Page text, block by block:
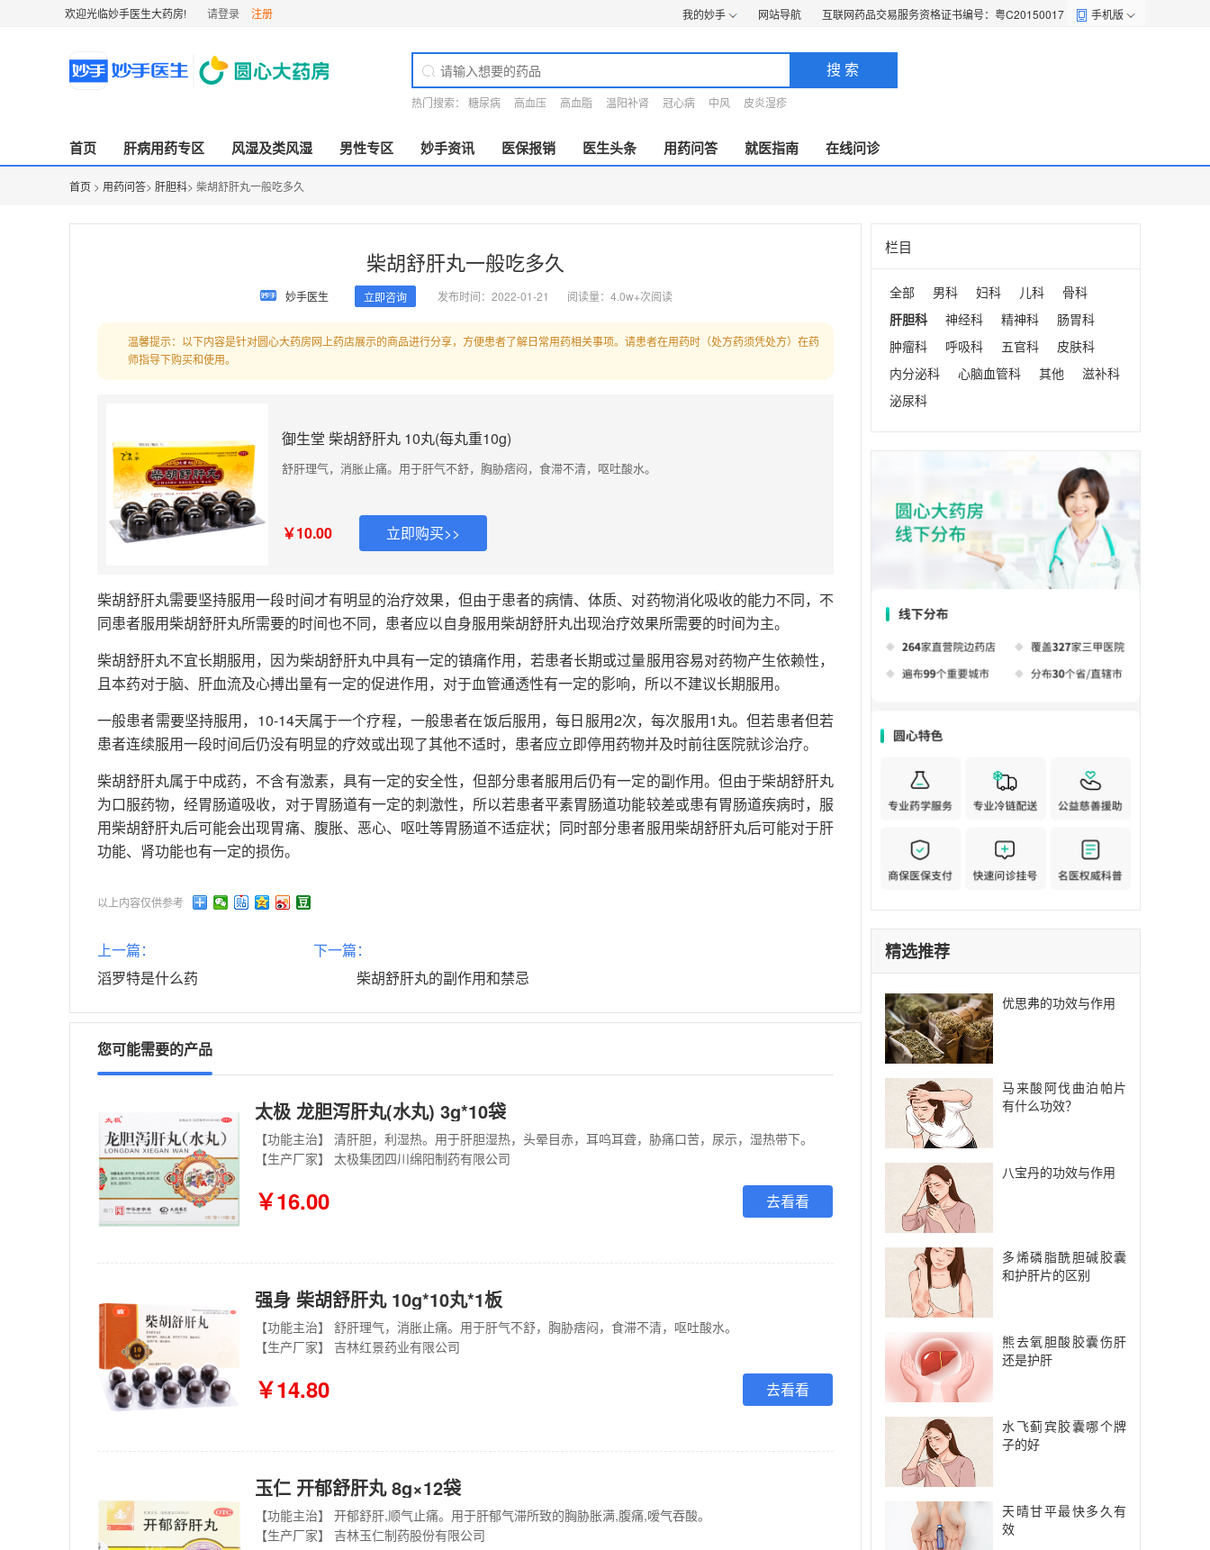
欢迎光临妙手医生大药房! 请登录 注册 我的妙手 网站导航 互联网药品交易服务资格证书编号：粤C20150017 手机版
搜 索
热门搜索： 糖尿病 高血压 高血脂 温阳补肾 冠心病 中风 皮炎湿疹
首页 肝病用药专区 风湿及类风湿 男性专区 妙手资讯 医保报销 医生头条 用药问答 就医指南 在线问诊
首页 > 用药问答> 肝胆科> 柴胡舒肝丸一般吃多久
柴胡舒肝丸一般吃多久
妙手医生 立即咨询 发布时间：2022-01-21 阅读量：4.0w+次阅读
温馨提示：以下内容是针对圆心大药房网上药店展示的商品进行分享，方便患者了解日常用药相关事项。请患者在用药时（处方药须凭处方）在药
师指导下购买和使用。
御生堂 柴胡舒肝丸 10丸(每丸重10g)
舒肝理气，消胀止痛。用于肝气不舒，胸胁痞闷，食滞不清，呕吐酸水。
￥10.00 立即购买>>
柴胡舒肝丸需要坚持服用一段时间才有明显的治疗效果，但由于患者的病情、体质、对药物消化吸收的能力不同，不
同患者服用柴胡舒肝丸所需要的时间也不同，患者应以自身服用柴胡舒肝丸出现治疗效果所需要的时间为主。
柴胡舒肝丸不宜长期服用，因为柴胡舒肝丸中具有一定的镇痛作用，若患者长期或过量服用容易对药物产生依赖性，
且本药对于脑、肝血流及心搏出量有一定的促进作用，对于血管通透性有一定的影响，所以不建议长期服用。
一般患者需要坚持服用，10-14天属于一个疗程，一般患者在饭后服用，每日服用2次，每次服用1丸。但若患者但若
患者连续服用一段时间后仍没有明显的疗效或出现了其他不适时，患者应立即停用药物并及时前往医院就诊治疗。
柴胡舒肝丸属于中成药，不含有激素，具有一定的安全性，但部分患者服用后仍有一定的副作用。但由于柴胡舒肝丸
为口服药物，经胃肠道吸收，对于胃肠道有一定的刺激性，所以若患者平素胃肠道功能较差或患有胃肠道疾病时，服
用柴胡舒肝丸后可能会出现胃痛、腹胀、恶心、呕吐等胃肠道不适症状；同时部分患者服用柴胡舒肝丸后可能对于肝
功能、肾功能也有一定的损伤。
以上内容仅供参考
上一篇：
滔罗特是什么药
下一篇：
柴胡舒肝丸的副作用和禁忌
您可能需要的产品
太极 龙胆泻肝丸(水丸) 3g*10袋
【功能主治】 清肝胆，利湿热。用于肝胆湿热，头晕目赤，耳呜耳聋，胁痛口苦，尿示，湿热带下。
【生产厂家】 太极集团四川绵阳制药有限公司
￥16.00 去看看
强身 柴胡舒肝丸 10g*10丸*1板
【功能主治】 舒肝理气，消胀止痛。用于肝气不舒，胸胁痞闷，食滞不清，呕吐酸水。
【生产厂家】 吉林红景药业有限公司
￥14.80 去看看
玉仁 开郁舒肝丸 8g×12袋
【功能主治】 开郁舒肝,顺气止痛。用于肝郁气滞所致的胸胁胀满,腹痛,嗳气吞酸。
【生产厂家】 吉林玉仁制药股份有限公司
栏目
全部 男科 妇科 儿科
骨科
肝胆科
神经科 精神科
肠胃科
肿瘤科
呼吸科 五官科
皮肤科
内分泌科
心脑血管科 其他
滋补科
泌尿科
精选推荐
优思弗的功效与作用
马来酸阿伐曲泊帕片
有什么功效？
八宝丹的功效与作用
多烯磷脂酰胆碱胶囊
和护肝片的区别
熊去氧胆酸胶囊伤肝
还是护肝
水飞蓟宾胶囊哪个牌
子的好
天晴甘平最快多久有
效